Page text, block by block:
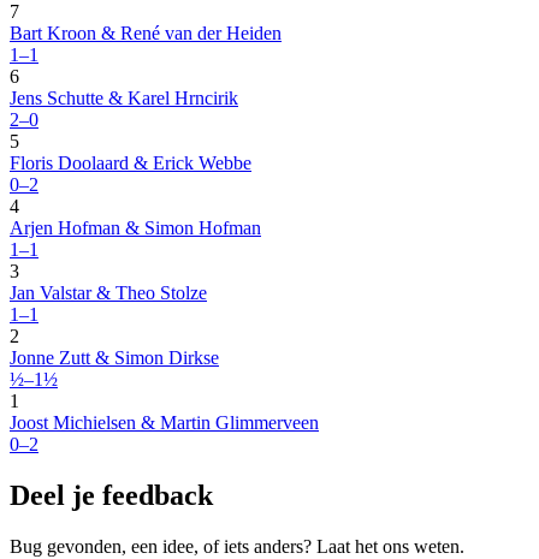
7
Bart Kroon & René van der Heiden
1–1
6
Jens Schutte & Karel Hrncirik
2–0
5
Floris Doolaard & Erick Webbe
0–2
4
Arjen Hofman & Simon Hofman
1–1
3
Jan Valstar & Theo Stolze
1–1
2
Jonne Zutt & Simon Dirkse
½–1½
1
Joost Michielsen & Martin Glimmerveen
0–2
Deel je feedback
Bug gevonden, een idee, of iets anders? Laat het ons weten.